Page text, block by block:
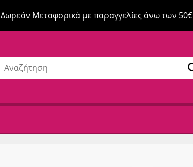
Δωρεάν Μεταφορικά με παραγγελίες άνω των 50€